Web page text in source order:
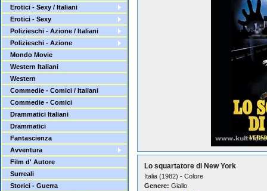
Erotici - Sexy / Italiani
Erotici - Sexy
Polizieschi - Azione / Italiani
Polizieschi - Azione
Mondo Movie
Western Italiani
Western
Commedie - Comici / Italiani
Commedie - Comici
Drammatici Italiani
Drammatici
Fantascienza
Avventura
Film d' Autore
Surreali
Storici - Guerra
Lo squartatore di New York
Italia (1982) - Colore
Genere: Giallo